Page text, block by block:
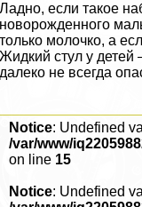
Ладно, если такое
новорожденного
только молочко, а
Жидкий стул у детей
далеко не всегда
Notice: Undefined
/var/www/
on line 15
Notice: Undefined